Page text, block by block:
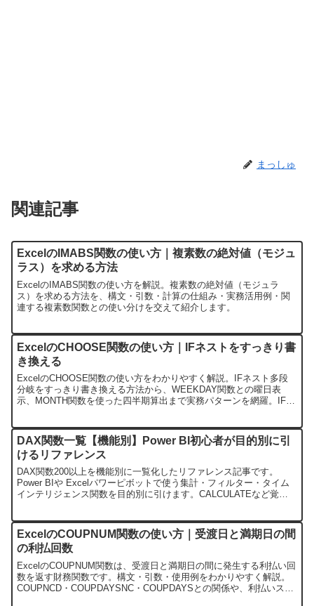
まっしゅ
関連記事
ExcelのIMABS関数の使い方｜複素数の絶対値（モジュ
ラス）を求める方法
ExcelのIMABS関数の使い方を解説。複素数の絶対値（モジュラ
ス）を求める方法を、構文・引数・計算の仕組み・実務活用例・関
連する複素数関数との使い分けを交えて紹介します。
ExcelのCHOOSE関数の使い方｜IFネストをすっきり書
き換える
ExcelのCHOOSE関数の使い方をわかりやすく解説。IFネスト多段
分岐をすっきり書き換える方法から、WEEKDAY関数との曜日表
示、MONTH関数を使った四半期算出まで実務パターンを網羅。IF・
DAX関数一覧【機能別】Power BI初心者が目的別に引
けるリファレンス
DAX関数200以上を機能別に一覧化したリファレンス記事です。
Power BIや Excelパワーピボットで使う集計・フィルター・タイム
インテリジェンス関数を目的別に引けます。CALCULATEなど覚え
ExcelのCOUPNUM関数の使い方｜受渡日と満期日の間
の利払回数
ExcelのCOUPNUM関数は、受渡日と満期日の間に発生する利払い回
数を返す財務関数です。構文・引数・使用例をわかりやすく解説。
COUPNCD・COUPDAYSNC・COUPDAYSとの関係や、利払いスケ